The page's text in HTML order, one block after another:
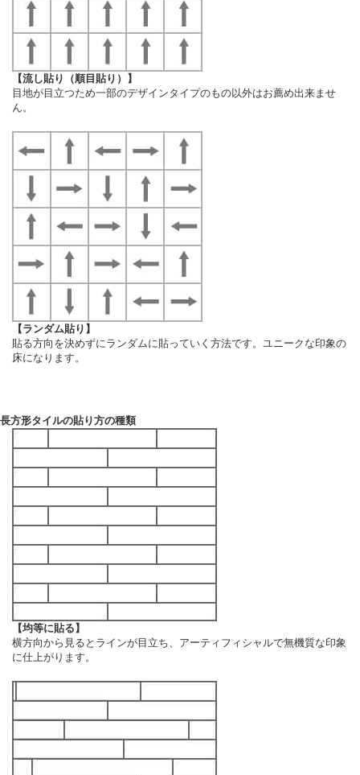
【流し貼り（順目貼り）】
目地が目立つため一部のデザインタイプのもの以外はお薦め出来ませ
ん。
【ランダム貼り】
貼る方向を決めずにランダムに貼っていく方法です。ユニークな印象の
床になります。
長方形タイルの貼り方の種類
【均等に貼る】
横方向から見るとラインが目立ち、アーティフィシャルで無機質な印象
に仕上がります。